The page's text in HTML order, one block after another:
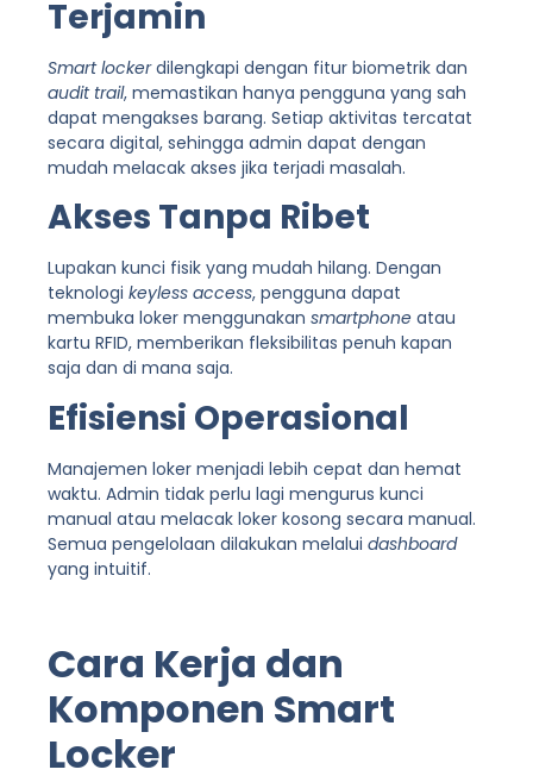
Terjamin
Smart lockerdilengkapi dengan fitur biometrik dan
audit trail, memastikan hanya pengguna yang sah
dapat mengakses barang. Setiap aktivitas tercatat
secara digital, sehingga admin dapat dengan
mudah melacak akses jika terjadi masalah.
Akses Tanpa Ribet
Lupakan kunci fisik yang mudah hilang. Dengan
teknologikeyless access, pengguna dapat
membuka loker menggunakansmartphone atau
kartu RFID, memberikan fleksibilitas penuh kapan
saja dan di mana saja.
Efisiensi Operasional
Manajemen loker menjadi lebih cepat dan hemat
waktu. Admin tidak perlu lagi mengurus kunci
manual atau melacak loker kosong secara manual.
Semua pengelolaan dilakukan melaluidashboard
yang intuitif.
Cara Kerja dan
Komponen Smart
Locker